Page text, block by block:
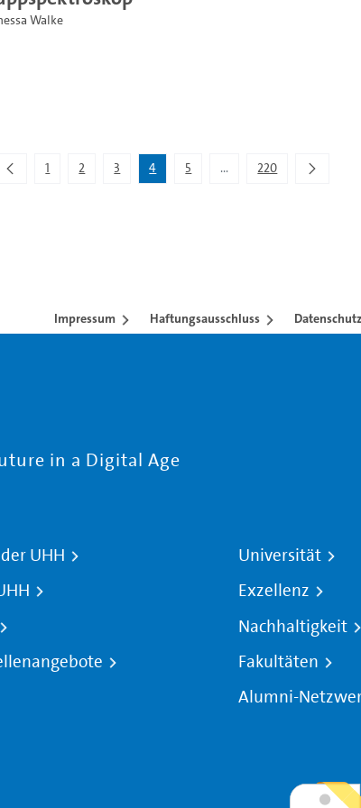
Walke
1 2 3 4 5 ...Zwischenseiten
220
Impressum Haftungsausschluss
in a Digital Age
UHH
Universität
Exzellenz
Nachhaltigkeit
Fakultäten
Alumni-